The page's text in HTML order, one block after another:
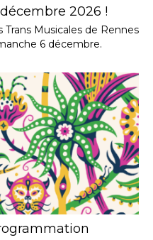
2026 !
Musicales de Rennes
6 décembre.